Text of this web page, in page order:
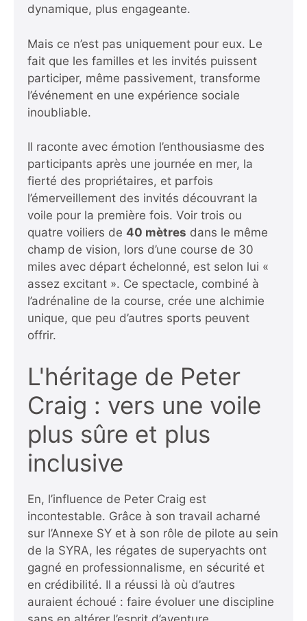
dynamique, plus engageante.
Mais ce n’est pas uniquement pour eux. Le
fait que les familles et les invités puissent
participer, même passivement, transforme
l’événement en une expérience sociale
inoubliable.
Il raconte avec émotion l’enthousiasme des
participants après une journée en mer, la
fierté des propriétaires, et parfois
l’émerveillement des invités découvrant la
voile pour la première fois. Voir trois ou
quatre voiliers de 40 mètres dans le même
champ de vision, lors d’une course de 30
miles avec départ échelonné, est selon lui «
assez excitant ». Ce spectacle, combiné à
l’adrénaline de la course, crée une alchimie
unique, que peu d’autres sports peuvent
offrir.
L'héritage de Peter
Craig : vers une voile
plus sûre et plus
inclusive
En, l’influence de Peter Craig est
incontestable. Grâce à son travail acharné
sur l’Annexe SY et à son rôle de pilote au sein
de la SYRA, les régates de superyachts ont
gagné en professionnalisme, en sécurité et
en crédibilité. Il a réussi là où d’autres
auraient échoué : faire évoluer une discipline